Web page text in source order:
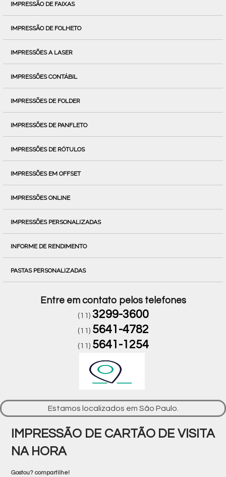
IMPRESSÃO DE FAIXAS
IMPRESSÃO DE FOLHETO
IMPRESSÕES A LASER
IMPRESSÕES CONTÁBIL
IMPRESSÕES DE FOLDER
IMPRESSÕES DE PANFLETO
IMPRESSÕES DE RÓTULOS
IMPRESSÕES EM OFFSET
IMPRESSÕES ONLINE
IMPRESSÕES PERSONALIZADAS
INFORME DE RENDIMENTO
PASTAS PERSONALIZADAS
Entre em contato pelos telefones
(11) 3299-3600
(11) 5641-4782
(11) 5641-1254
Estamos localizados em São Paulo.
IMPRESSÃO DE CARTÃO DE VISITA
NA HORA
Gostou? compartilhe!